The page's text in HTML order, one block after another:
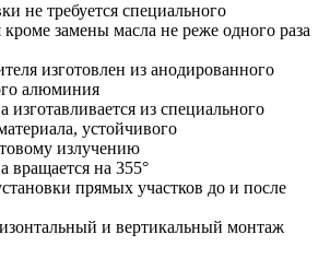
не требуется специального
замены масла не реже одного раза
изготовлен из анодированного
алюминия
изготавливается из специального
устойчивого
излучению
вращается на 355°
прямых участков до и после
и вертикальный монтаж